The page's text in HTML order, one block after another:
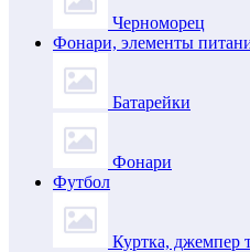
Черноморец
Фонари, элементы
Батарейки
Фонари
Футбол
Куртка, джемпер